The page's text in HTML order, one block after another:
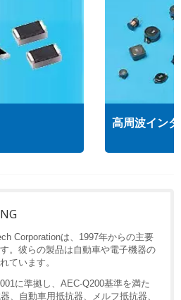
高周波イン
Corporationは、1997年からの主要
。彼らの製品は自動車や電子機器の
ています。
に準拠し、AEC-Q200基準を満た
、自動車用抵抗器、メルフ抵抗器、